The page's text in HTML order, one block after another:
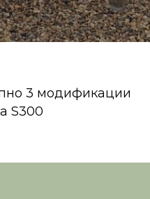
3 модификации
S300